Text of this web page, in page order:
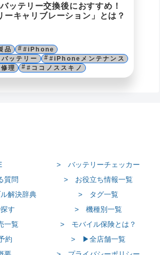
ッテリー交換後におすすめ！
ーキャリブレーション」とは？
品
#iPhone
ッテリー
#iPhoneメンテナンス
理
#ココノススキノ
> バッテリーチェッカー
質問
> お役立ち情報一覧
解決辞典
> タグ一覧
す
> 機種別一覧
一覧
> モバイル保険とは？
約
> ▶全店舗一覧